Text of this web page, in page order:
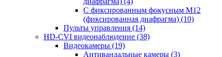
С фиксированным фокусным М12
(фиксированная диафрагма) (10)
Пульты управления (14)
HD-CVI видеонаблюдение (38)
Видеокамеры (19)
Антивандальные камеры (3)